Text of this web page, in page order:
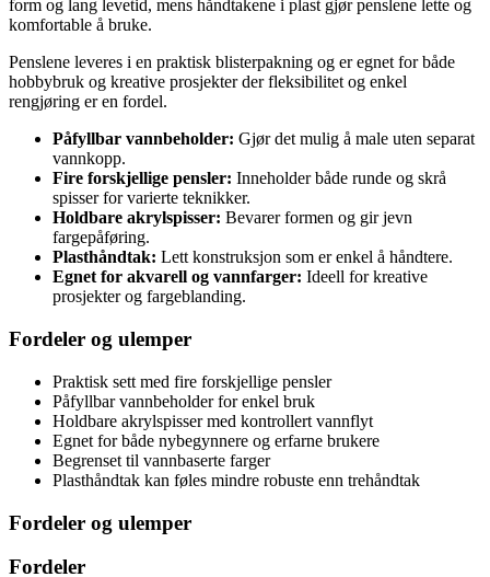
form og lang levetid, mens håndtakene i plast gjør penslene lette og
komfortable å bruke.
Penslene leveres i en praktisk blisterpakning og er egnet for både
hobbybruk og kreative prosjekter der fleksibilitet og enkel
rengjøring er en fordel.
Påfyllbar vannbeholder: Gjør det mulig å male uten separat
vannkopp.
Fire forskjellige pensler: Inneholder både runde og skrå
spisser for varierte teknikker.
Holdbare akrylspisser: Bevarer formen og gir jevn
fargepåføring.
Plasthåndtak: Lett konstruksjon som er enkel å håndtere.
Egnet for akvarell og vannfarger: Ideell for kreative
prosjekter og fargeblanding.
Fordeler og ulemper
Praktisk sett med fire forskjellige pensler
Påfyllbar vannbeholder for enkel bruk
Holdbare akrylspisser med kontrollert vannflyt
Egnet for både nybegynnere og erfarne brukere
Begrenset til vannbaserte farger
Plasthåndtak kan føles mindre robuste enn trehåndtak
Fordeler og ulemper
Fordeler